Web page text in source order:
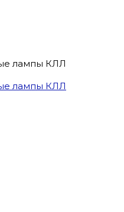
лампы КЛЛ
лампы КЛЛ